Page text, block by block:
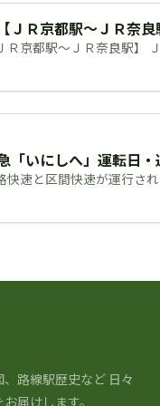
ＪＲ京都駅～ＪＲ奈良
Ｒ京都駅～ＪＲ奈良駅】
「いにしへ」運転日
快速と区間快速が運行さ
路線駅歴史など ⽇々
届けします。